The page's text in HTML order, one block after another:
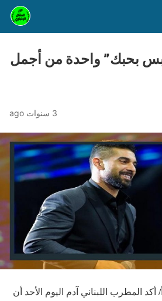
بحبك” واحدة من أجمل
3 سنوات ago
أ ش أ/ أكد المطرب اللبناني آدم اليوم الأحد أن